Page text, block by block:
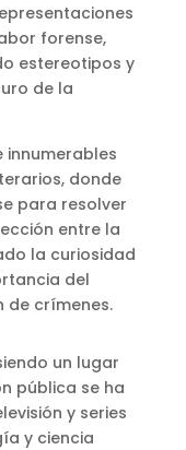
forense,
estereotipos y
de la
innumerables
donde
para resolver
entre la
la curiosidad
del
de crímenes.
un lugar
pública se ha
y series
y ciencia